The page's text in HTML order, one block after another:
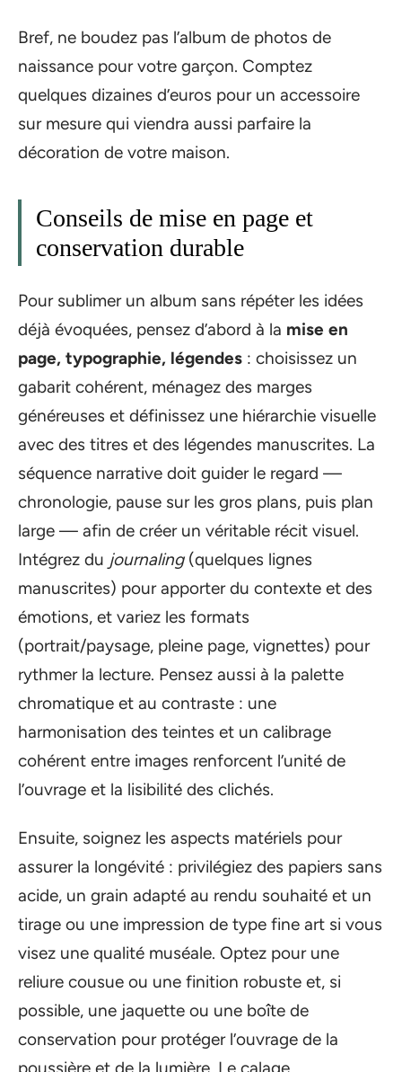
Bref, ne boudez pas l’album de photos de
naissance pour votre garçon. Comptez
quelques dizaines d’euros pour un accessoire
sur mesure qui viendra aussi parfaire la
décoration de votre maison.
Conseils de mise en page et
conservation durable
Pour sublimer un album sans répéter les idées
déjà évoquées, pensez d’abord à la mise en
page, typographie, légendes : choisissez un
gabarit cohérent, ménagez des marges
généreuses et définissez une hiérarchie visuelle
avec des titres et des légendes manuscrites. La
séquence narrative doit guider le regard —
chronologie, pause sur les gros plans, puis plan
large — afin de créer un véritable récit visuel.
Intégrez du journaling(quelques lignes
manuscrites) pour apporter du contexte et des
émotions, et variez les formats
(portrait/paysage, pleine page, vignettes) pour
rythmer la lecture. Pensez aussi à la palette
chromatique et au contraste : une
harmonisation des teintes et un calibrage
cohérent entre images renforcent l’unité de
l’ouvrage et la lisibilité des clichés.
Ensuite, soignez les aspects matériels pour
assurer la longévité : privilégiez des papiers sans
acide, un grain adapté au rendu souhaité et un
tirage ou une impression de type fine art si vous
visez une qualité muséale. Optez pour une
reliure cousue ou une finition robuste et, si
possible, une jaquette ou une boîte de
conservation pour protéger l’ouvrage de la